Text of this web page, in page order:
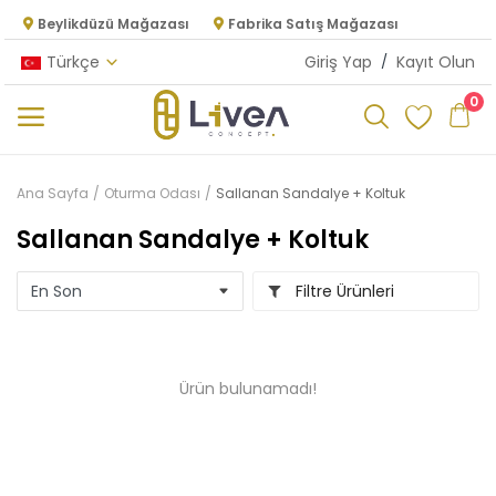
Beylikdüzü Mağazası Fabrika Satış Mağazası
Türkçe Giriş Yap / Kayıt Olun
0
Kategoriler
Ana Menü
Oturma Odası
Ana Sayfa Oturma Odası Sallanan Sandalye + Koltuk
Sallanan Sandalye + Koltuk
Filtre Ürünleri
Ürün bulunamadı!